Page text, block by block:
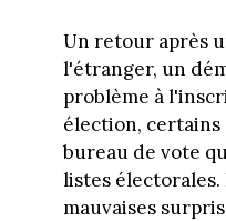
Un retour après
l'étranger, un
problème à
élection,
bureau de vote
listes
mauvaises